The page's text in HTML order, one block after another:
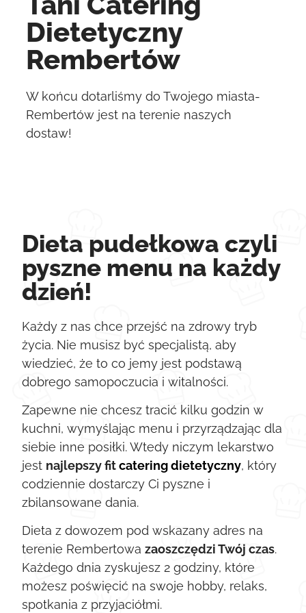
Dietetyczny
Rembertów
W końcu dotarliśmy do Twojego miasta-
Rembertów jest na terenie naszych
dostaw!
Dieta pudełkowa czyli
pyszne menu na każdy
dzień!
Każdy z nas chce przejść na zdrowy tryb
życia. Nie musisz być specjalistą, aby
wiedzieć, że to co jemy jest podstawą
dobrego samopoczucia i witalności.
Zapewne nie chcesz tracić kilku godzin w
kuchni, wymyślając menu i przyrządzając dla
siebie inne posiłki. Wtedy niczym lekarstwo
jest najlepszy fitcatering dietetyczny, który
codziennie dostarczy Ci pyszne i
zbilansowane dania.
Dieta z dowozem pod wskazany adres na
terenie Rembertowazaoszczędzi Twój czas.
Każdego dnia zyskujesz 2 godziny, które
możesz poświęcić na swoje hobby, relaks,
spotkania z przyjaciółmi.